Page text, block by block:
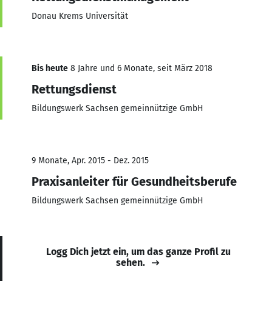
Donau Krems Universität
Bis heute 8 Jahre und 6 Monate, seit März 2018
Rettungsdienst
Bildungswerk Sachsen gemeinnützige GmbH
9 Monate, Apr. 2015 - Dez. 2015
Praxisanleiter für Gesundheitsberufe
Bildungswerk Sachsen gemeinnützige GmbH
Logg Dich jetzt ein, um das ganze Profil zu
sehen.